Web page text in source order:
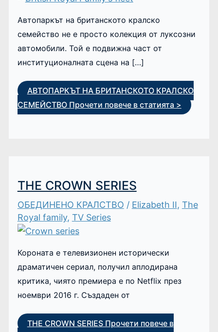
Автопаркът на британското кралско
семейство не е просто колекция от луксозни
автомобили. Той е подвижна част от
институционалната сцена на […]
АВТОПАРКЪТ НА БРИТАНСКОТО КРАЛСКО
СЕМЕЙСТВОПрочети повече в статията >
THE CROWN SERIES
ОБЕДИНЕНО КРАЛСТВО / Elizabeth II, The
Royal family, TV Series
Короната е телевизионен исторически
драматичен сериал, получил аплодирана
критика, чиято премиера е по Netflix през
ноември 2016 г. Създаден от
THE CROWN SERIESПрочети повече в